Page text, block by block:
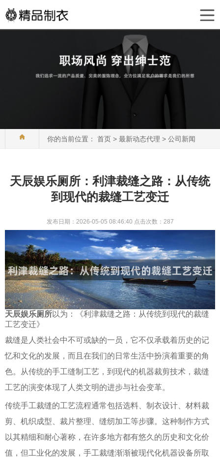
你的当前位置： 首页 > 最新动态代理 > 公司新闻
天辰娱乐厕所：利津裁缝之路：从传统
到现代的裁缝工艺变迁
发布日期：2026-05-05 08:46:40 点击次数： 287
天辰娱乐厕所以为：《利津裁缝之路：从传统到现代的裁缝
工艺变迁》
裁缝是人类社会中不可或缺的一员，它不仅承载着历史的记
忆和文化的发展，而且在我们的日常生活中扮演着重要的角
色。从传统的手工缝制工艺，到现代的机器裁剪技术，裁缝
工艺的演变体现了人类文明的进步与社会变革。
传统手工裁缝的工艺流程通常包括选料、制衣设计、材料裁
剪、机织成型、裁片整理、缝纫加工等步骤。这种制作方式
以其精细和耐心著称，在许多地方都有悠久的历史和文化价
值，但工业化的发展，手工裁缝渐渐被现代化机器设备所取